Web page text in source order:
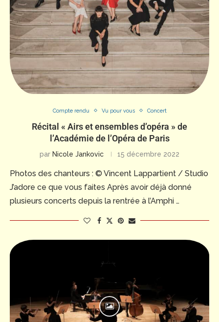
Compte rendu Vu pour vous Concert
Récital « Airs et ensembles d’opéra » de
l’Académie de l’Opéra de Paris
par Nicole Jankovic 15 décembre 2022
Photos des chanteurs : © Vincent Lappartient / Studio
J’adore ce que vous faites Après avoir déjà donné
plusieurs concerts depuis la rentrée à l’Amphi …